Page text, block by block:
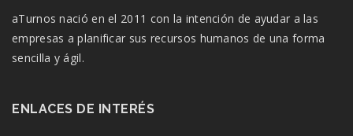
aTurnos nació en el 2011 con la intención de ayudar a las
empresas a planificar sus recursos humanos de una forma
sencilla y ágil.
ENLACES DE INTERÉS